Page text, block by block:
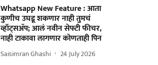
Whatsapp New Feature : आता
कुणीच उघडू शकणार नाही तुमचं
व्हॉट्सॲप; आलं नवीन सेफ्टी फीचर,
नाही टाकावा लागणार कोणताही पिन
Saisimran Ghashi 24 July 2026